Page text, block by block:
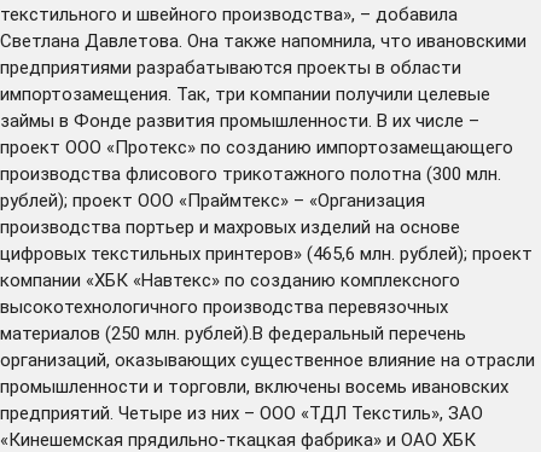
текстильного и швейного производства», – добавила
Светлана Давлетова. Она также напомнила, что ивановскими
предприятиями разрабатываются проекты в области
импортозамещения. Так, три компании получили целевые
займы в Фонде развития промышленности. В их числе –
проект ООО «Протекс» по созданию импортозамещающего
производства флисового трикотажного полотна (300 млн.
рублей); проект ООО «Праймтекс» – «Организация
производства портьер и махровых изделий на основе
цифровых текстильных принтеров» (465,6 млн. рублей); проект
компании «ХБК «Навтекс» по созданию комплексного
высокотехнологичного производства перевязочных
материалов (250 млн. рублей).В федеральный перечень
организаций, оказывающих существенное влияние на отрасли
промышленности и торговли, включены восемь ивановских
предприятий. Четыре из них – ООО «ТДЛ Текстиль», ЗАО
«Кинешемская прядильно-ткацкая фабрика» и ОАО ХБК